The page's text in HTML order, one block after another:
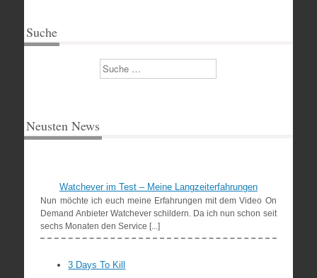
Suche
Suchen
Neusten News
Watchever im Test – Meine Langzeiterfahrungen
Nun möchte ich euch meine Erfahrungen mit dem Video On
Demand Anbieter Watchever schildern. Da ich nun schon seit
sechs Monaten den Service [...]
3 Days To Kill